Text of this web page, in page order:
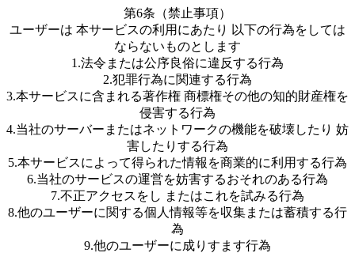
第6条（禁止事項）
ユーザーは 本サービスの利用にあたり 以下の行為をしては
ならないものとします
1.法令または公序良俗に違反する行為
2.犯罪行為に関連する行為
3.本サービスに含まれる著作権 商標権その他の知的財産権を
侵害する行為
4.当社のサーバーまたはネットワークの機能を破壊したり 妨
害したりする行為
5.本サービスによって得られた情報を商業的に利用する行為
6.当社のサービスの運営を妨害するおそれのある行為
7.不正アクセスをし またはこれを試みる行為
8.他のユーザーに関する個人情報等を収集または蓄積する行
為
9.他のユーザーに成りすます行為